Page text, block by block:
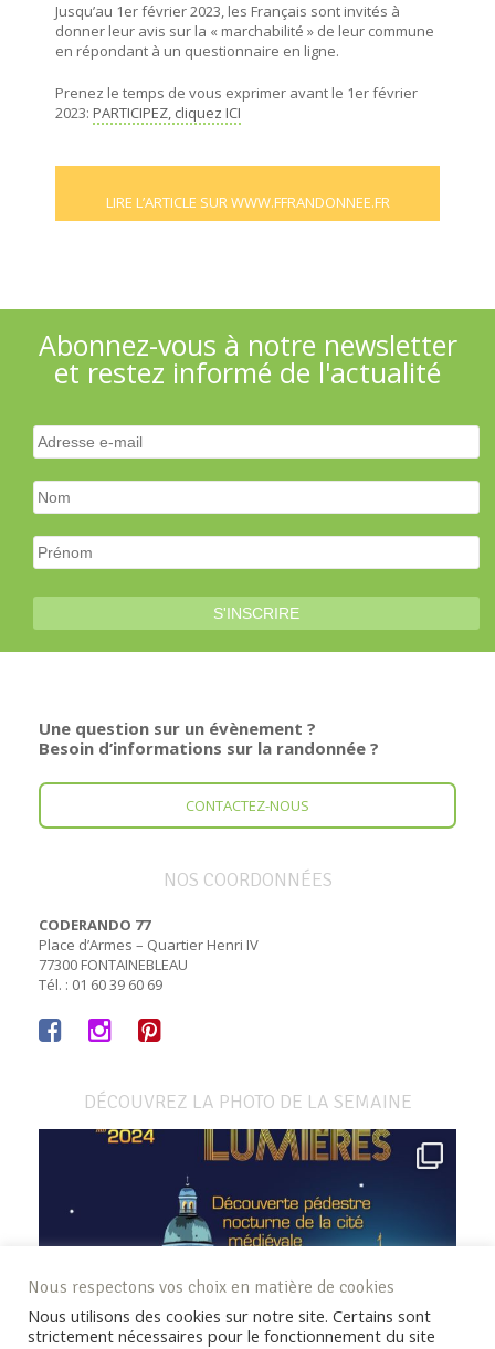
Jusqu’au 1er février 2023, les Français sont invités à
donner leur avis sur la « marchabilité » de leur commune
en répondant à un questionnaire en ligne.
Prenez le temps de vous exprimer avant le 1er février
2023: PARTICIPEZ, cliquez ICI
LIRE L’ARTICLE SUR WWW.FFRANDONNEE.FR
Abonnez-vous à notre newsletter
et restez informé de l'actualité
Une question sur un évènement ?
Besoin d’informations sur la randonnée ?
CONTACTEZ-NOUS
NOS COORDONNÉES
CODERANDO 77
Place d’Armes – Quartier Henri IV
77300 FONTAINEBLEAU
Tél. : 01 60 39 60 69
DÉCOUVREZ LA PHOTO DE LA SEMAINE
Nous respectons vos choix en matière de cookies
Nous utilisons des cookies sur notre site. Certains sont
strictement nécessaires pour le fonctionnement du site